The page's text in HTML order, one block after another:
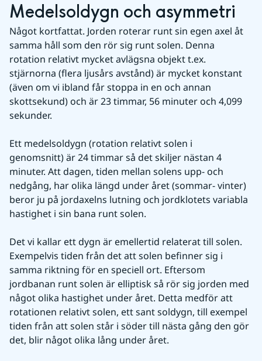
Medelsoldygn och asymmetri
Något kortfattat. Jorden roterar runt sin egen axel åt
samma håll som den rör sig runt solen. Denna
rotation relativt mycket avlägsna objekt t.ex.
stjärnorna (flera ljusårs avstånd) är mycket konstant
(även om vi ibland får stoppa in en och annan
skottsekund) och är 23 timmar, 56 minuter och 4,099
sekunder.
Ett medelsoldygn (rotation relativt solen i
genomsnitt) är 24 timmar så det skiljer nästan 4
minuter. Att dagen, tiden mellan solens upp- och
nedgång, har olika längd under året (sommar- vinter)
beror ju på jordaxelns lutning och jordklotets variabla
hastighet i sin bana runt solen.
Det vi kallar ett dygn är emellertid relaterat till solen.
Exempelvis tiden från det att solen befinner sig i
samma riktning för en speciell ort. Eftersom
jordbanan runt solen är elliptisk så rör sig jorden med
något olika hastighet under året. Detta medför att
rotationen relativt solen, ett sant soldygn, till exempel
tiden från att solen står i söder till nästa gång den gör
det, blir något olika lång under året.